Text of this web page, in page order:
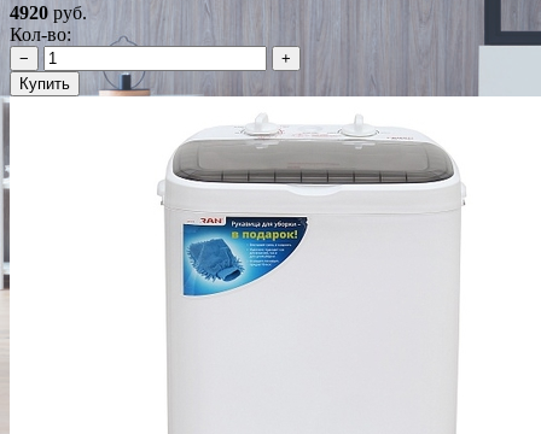
4920 руб.
Кол-во:
−
+
Купить